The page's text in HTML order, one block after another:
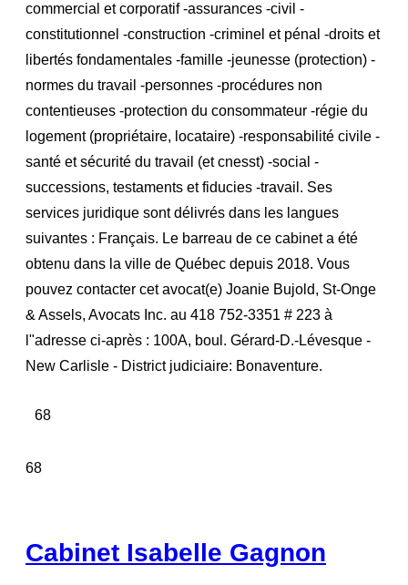
commercial et corporatif -assurances -civil -
constitutionnel -construction -criminel et pénal -droits et
libertés fondamentales -famille -jeunesse (protection) -
normes du travail -personnes -procédures non
contentieuses -protection du consommateur -régie du
logement (propriétaire, locataire) -responsabilité civile -
santé et sécurité du travail (et cnesst) -social -
successions, testaments et fiducies -travail. Ses
services juridique sont délivrés dans les langues
suivantes : Français. Le barreau de ce cabinet a été
obtenu dans la ville de Québec depuis 2018. Vous
pouvez contacter cet avocat(e) Joanie Bujold, St-Onge
& Assels, Avocats Inc. au 418 752-3351 # 223 à
l"adresse ci-après : 100A, boul. Gérard-D.-Lévesque -
New Carlisle - District judiciaire: Bonaventure.
68
68
Cabinet Isabelle Gagnon